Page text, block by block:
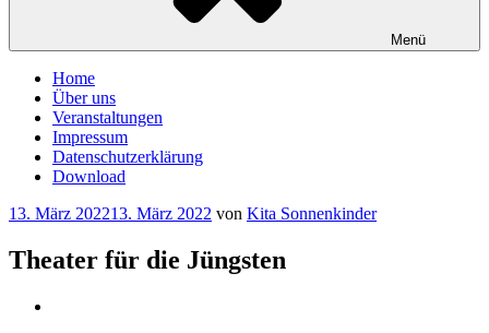
Menü
Home
Über uns
Veranstaltungen
Impressum
Datenschutzerklärung
Download
Veröffentlicht
13. März 202213. März 2022 von Kita Sonnenkinder
Theater für die Jüngsten